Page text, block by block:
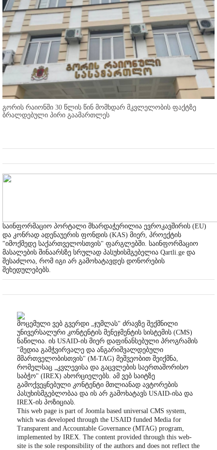
გორის რაიონში 30 წლის წინ მომხდარ მკვლელობის ფაქტზე
ბრალდებული პირი გაამართლეს
საინფორმაციო პორტალი მხარდაჭერილია ევროკავშირის (EU)
და კონრად ადენაუერის ფონდის (KAS) მიერ, პროექტის
"იმოქმედე საქართველოსთვის" ფარგლებში. საინფორმაციო
მასალების შინაარსზე სრულად პასუხისმგებელია Qartli.ge და
შესაძლოა, რომ იგი არ გამოხატავდეს დონორების
შეხედულებებს.
მოცემული ვებ გვერდი „ჯუმლას" ძრავზე შექმნილი
უნივერსალური კონტენტის მენეჯმენტის სისტემის (CMS)
ნაწილია. ის USAID-ის მიერ დაფინანსებული პროგრამის
"მედია გამჭვირვალე და ანგარიშვალდებული
მმართველობისთვის" (M-TAG) მეშვეობით შეიქმნა,
რომელსაც „კვლევისა და გაცვლების საერთაშორისო
საბჭო" (IREX) ახორციელებს. ამ ვებ საიტზე
გამოქვეყნებული კონტენტი მთლიანად ავტორების
პასუხისმგებლობაა და ის არ გამოხატავს USAID-ისა და
IREX-ის პოზიციას.
This web page is part of Joomla based universal CMS system,
which was developed through the USAID funded Media for
Transparent and Accountable Governance (MTAG) program,
implemented by IREX. The content provided through this web-
site is the sole responsibility of the authors and does not reflect the